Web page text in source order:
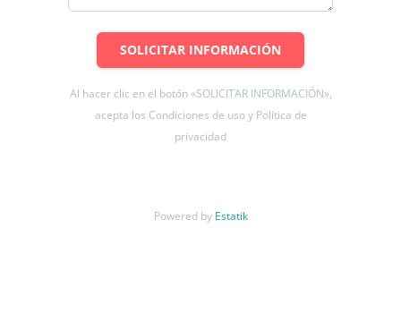
SOLICITAR INFORMACIÓN
Al hacer clic en el botón «SOLICITAR INFORMACIÓN»,
acepta los Condiciones de uso y Política de
privacidad
Powered by Estatik